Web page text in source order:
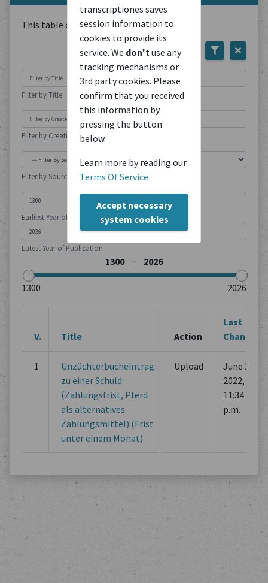
transcriptiones saves
session information to
cookies to provide its
service. We don't use any
tracking mechanisms or
3rd party cookies. Please
confirm that you received
this information by
pressing the button
below.
Learn more by reading our
Terms Of Service
Accept necessary
system cookies
This table contains1Document
Filter by Title
Filter by Creation Location
Filter by Source Type
Earliest Year of Publication
Latest Year of Publication
V. Title Action
Last
Change
1
Unzüchterbucheintrag
zu einer Schuld
(Zahlungsfrist, Pferd
als alternatives
Zahlungsmittel) (Frist
unter einem Monat)
Upload
June 29,
2022,
11:34
p.m.